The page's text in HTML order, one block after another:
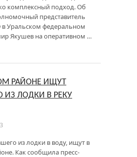
комплексный подход. Об
представитель
в Уральском федеральном
Якушев на оперативном …
РАЙОНЕ ИЩУТ
ИЗ ЛОДКИ В РЕКУ
из лодки в воду, ищут в
Как сообщила пресс-